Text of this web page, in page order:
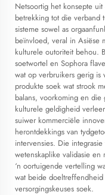
Netsoortig het konsepte
betrekking tot die verband
sisteme sowel as
beïnvloed, veral in Asiëse
kulturele outoriteit behou.
soetwortel en Sophora
wat op verbruikers gerig is
produkte soek wat strook
balans, voorkoming en
kulturele geldigheid
suiwer kommerciële
herontdekkings van
intervensies. Die
wetenskaplike validasie en
‘n oortuigende vertelling
wat beide
versorgingskeuses soek.